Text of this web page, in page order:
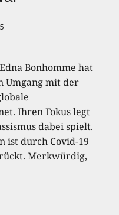
Bonhomme hat
Umgang mit der
Ihren Fokus legt
dabei spielt.
ist durch Covid-19
Merkwürdig,